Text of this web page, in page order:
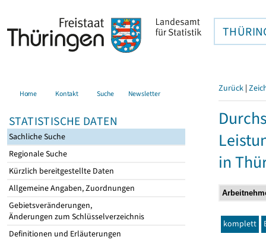
Home Kontakt Suche Newsletter
STATISTISCHE DATEN
Sachliche Suche
Regionale Suche
Kürzlich bereitgestellte Daten
Allgemeine Angaben, Zuordnungen
Gebietsveränderungen,
Änderungen zum Schlüsselverzeichnis
Definitionen und Erläuterungen
Zurück |
in
komplett